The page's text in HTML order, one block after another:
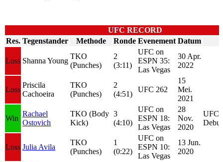
UFC RECORD
Res. Tegenstander Methode Ronde Evenement Datum
Loss Shanna Young
TKO
(Punches)
2
(3:11)
UFC on
ESPN 35:
Las Vegas
30 Apr.
2022
Loss
Priscila
Cachoeira
TKO
(Punches)
2
(4:51)
UFC 262
15
Mei.
2021
Win
Rachael
Ostovich
TKO (Body
Kick)
3
(4:10)
UFC on
ESPN 18:
Las Vegas
28
Nov.
2020
UFC
Debut
Loss Julia Avila
TKO
(Punches)
1
(0:22)
UFC on
ESPN 10:
Las Vegas
13 Jun.
2020